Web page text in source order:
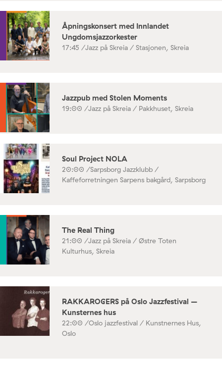
Åpningskonsert med Innlandet
Ungdomsjazzorkester
17:45 /Jazz på Skreia / Stasjonen, Skreia
Jazzpub med Stolen Moments
19:00 /Jazz på Skreia / Pakkhuset, Skreia
Soul Project NOLA
20:00 /Sarpsborg Jazzklubb /
Kaffeforretningen Sarpens bakgård, Sarpsborg
The Real Thing
21:00 /Jazz på Skreia / Østre Toten
Kulturhus, Skreia
RAKKAROGERS på Oslo Jazzfestival –
Kunsternes hus
22:00 /Oslo jazzfestival / Kunstnernes Hus,
Oslo